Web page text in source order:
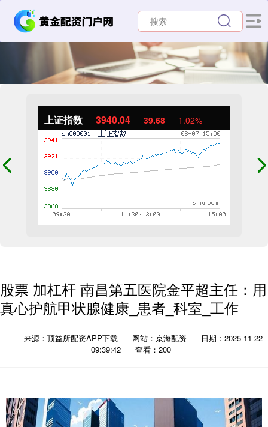
上证指数 3940.04 39.68 1.02%
股票 加杠杆 南昌第五医院金平超主任：用
真心护航甲状腺健康_患者_科室_工作
来源：顶益所配资APP下载 网站：京海配资
日期：2025-11-22
09:39:42
查看：200